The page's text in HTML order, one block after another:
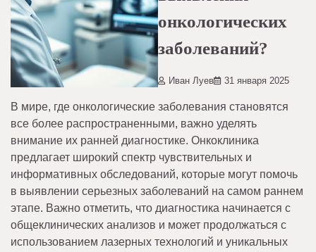
онкологических
заболеваний?
Иван Луев 31 января 2025
В мире, где онкологические заболевания становятся
все более распространенными, важно уделять
внимание их ранней диагностике. Онкоклиника
предлагает широкий спектр чувствительных и
информативных обследований, которые могут помочь
в выявлении серьезных заболеваний на самом раннем
этапе. Важно отметить, что диагностика начинается с
общеклинических анализов и может продолжаться с
использованием лазерных технологий и уникальных